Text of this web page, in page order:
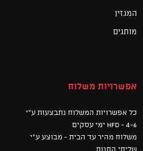
המגזין
מותגים
אפשרויות משלוח
כל אפשרויות המשלוח נתבצעות ע"י
HFD - 4-6 ימי עסקים
משלוח מהיר עד הבית - מבוצע ע"י
שליחי החנות